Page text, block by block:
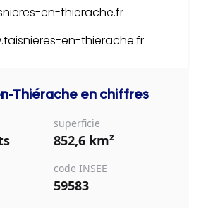
en-thierache.fr
en-thierache.fr
Thiérache en chiffres
superficie
852,6 km²
code INSEE
59583